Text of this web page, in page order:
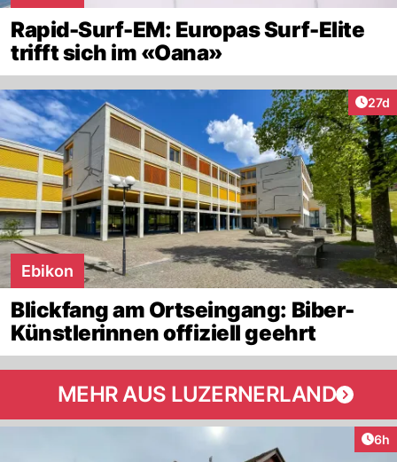
Rapid-Surf-EM: Europas Surf-Elite
trifft sich im «Oana»
27d
Ebikon
Blickfang am Ortseingang: Biber-
Künstlerinnen offiziell geehrt
MEHR AUS LUZERNERLAND
6h